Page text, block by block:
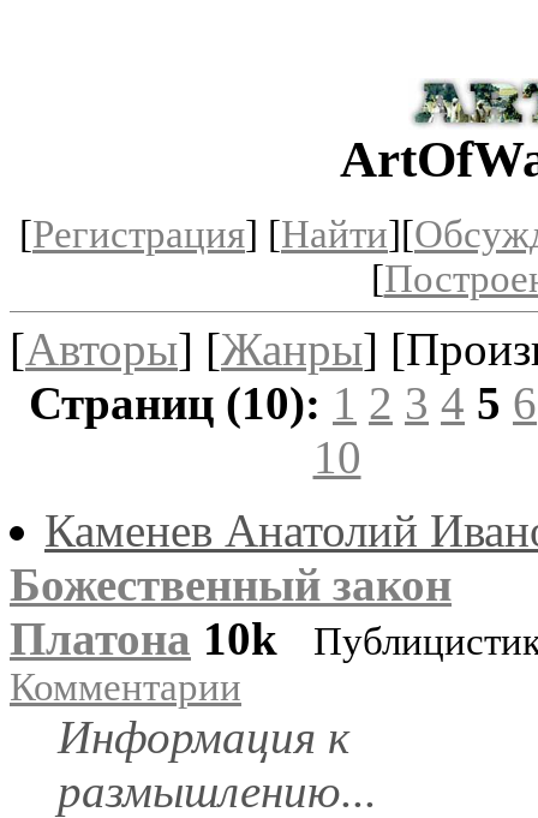
[Регистрация] [Найти][
[
[Авторы] [Жанры]
Страниц (10): 1 2 3 4 5 6
10
Каменев Анатолий
Божественный закон
Платона 10k
Комментарии
Информация к
размышлению...